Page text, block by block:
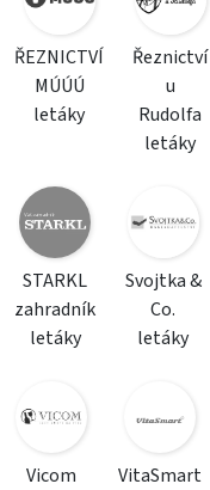
ŘEZNICTVÍ
MÚÚÚ
letáky
Řeznictví
u
Rudolfa
letáky
STARKL
zahradník
letáky
Svojtka &
Co.
letáky
Vicom
VitaSmart